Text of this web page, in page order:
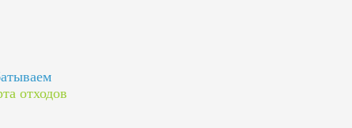
отходов